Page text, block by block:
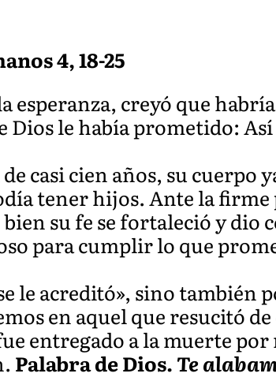
4, 18-25
creyó que
Dios le había prometido: Así
casi cien años, su cuerpo
tener hijos. Ante la
su fe se fortaleció y dio
para cumplir lo que
le acreditó», sino también
en aquel que resucitó
entregado a la muerte
Palabra de Dios.Te